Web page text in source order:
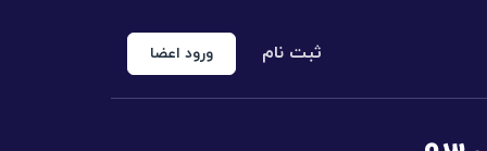
ثبت نام ورود اعضا